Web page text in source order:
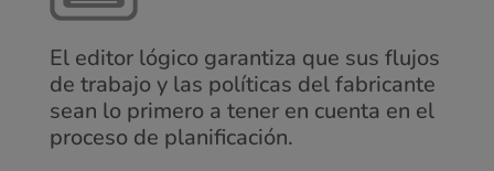
El editor lógico garantiza que sus flujos
de trabajo y las políticas del fabricante
sean lo primero a tener en cuenta en el
proceso de planificación.